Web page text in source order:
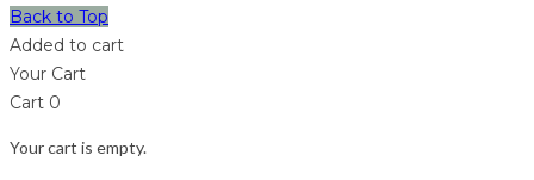
Back to Top
Added to cart
Your Cart
Cart 0
Your cart is empty.